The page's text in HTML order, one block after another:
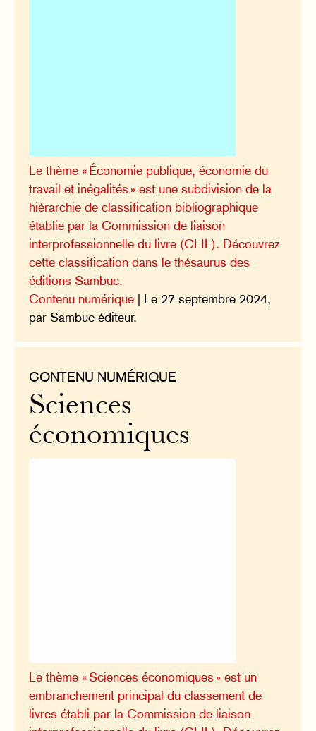
Le thème « Économie publique, économie du
travail et inégalités » est une subdivision de la
hiérarchie de classification bibliographique
établie par la Commission de liaison
interprofessionnelle du livre (CLIL). Découvrez
cette classification dans le thésaurus des
éditions Sambuc.
Contenu numérique | Le 27 septembre 2024,
par Sambuc éditeur.
CONTENU NUMÉRIQUE
Sciences
économiques
Le thème « Sciences économiques » est un
embranchement principal du classement de
livres établi par la Commission de liaison